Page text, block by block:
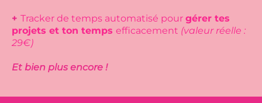
+ Tracker de temps automatisé pour gérer tes
projets et ton temps efficacement (valeur réelle :
29€)
Et bien plus encore !